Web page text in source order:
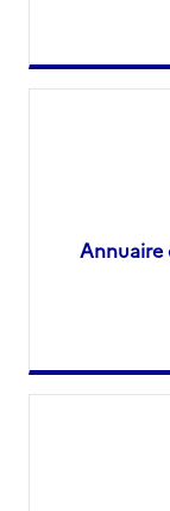
Annuaire